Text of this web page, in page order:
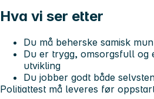
Hva vi ser etter
Du må beherske samisk
Du er trygg, omsorgsfull og
utvikling
Du jobber godt både
Politiattest må leveres før